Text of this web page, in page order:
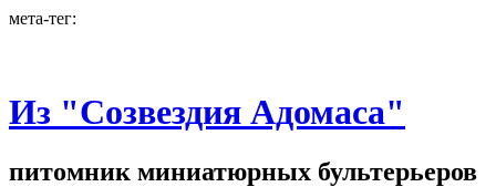
мета-тег:
Из "Созвездия Адомаса"
питомник миниатюрных бультерьеров